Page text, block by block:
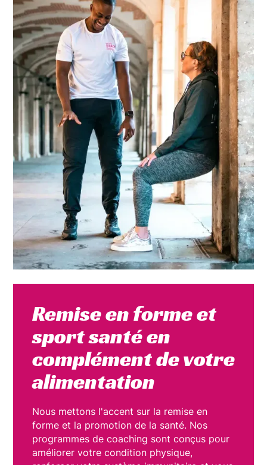
Remise en forme et
sport santé en
complément de votre
alimentation
Nous mettons l'accent sur la remise en
forme et la promotion de la santé. Nos
programmes de coaching sont conçus pour
améliorer votre condition physique,